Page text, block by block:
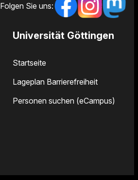
Folgen Sie uns:
Universität Göttingen
Startseite
Lageplan Barrierefreiheit
Personen suchen (eCampus)